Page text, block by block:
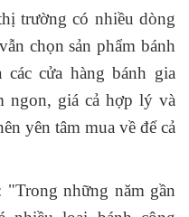
trường có nhiều dòng
chọn sản phẩm bánh
cửa hàng bánh gia
ngon, giá cả hợp lý và
yên tâm mua về để cả
những năm gần